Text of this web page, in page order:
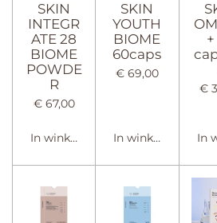
SKIN
INTEGR
ATE 28
BIOME
POWDE
R
€ 67,00
In winkelwagen
SKIN
YOUTH
BIOME
60caps
€ 69,00
In winkelwagen
€
In